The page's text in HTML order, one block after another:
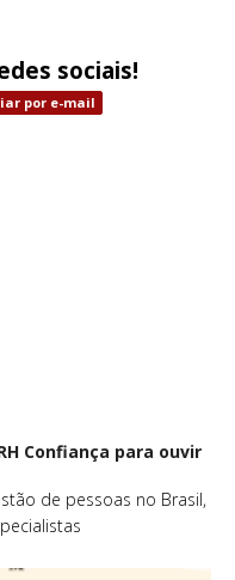
sociais!
por e-mail
Confiança para ouvir
de pessoas no Brasil,